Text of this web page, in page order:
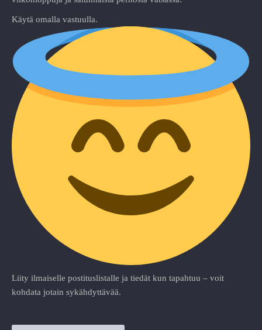
Käytä omalla vastuulla.
Liity ilmaiselle postituslistalle ja tiedät kun tapahtuu – voit
kohdata jotain sykähdyttävää.